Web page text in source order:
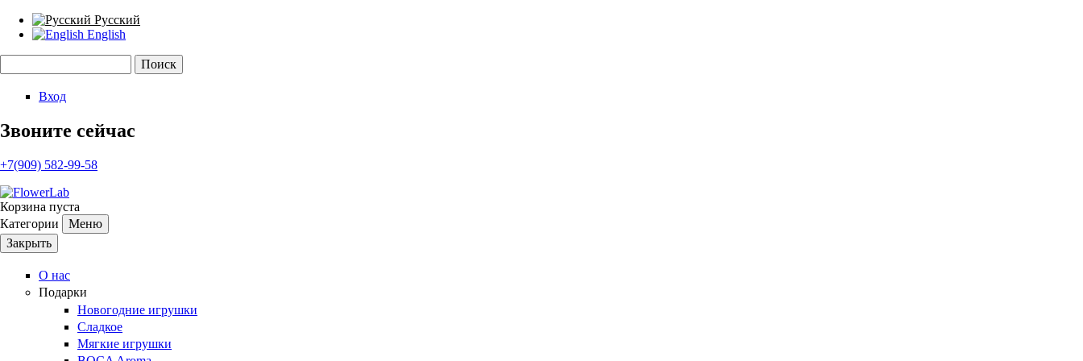
Русский
English
Форма поиска
Вход
Звоните сейчас
+7(909) 582-99-58
Корзина пуста
Категории
Меню
Закрыть
О нас
Подарки
Новогодние игрушки
Сладкое
Мягкие игрушки